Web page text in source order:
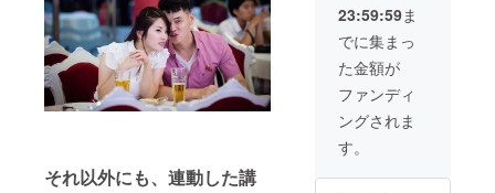
それ以外にも、連動した講
回来店時飲食代
20％off優待券に
ついて 有効期間
は6ヶ月です。
23:59:59ま
でに集まっ
た金額が
ファンディ
ングされま
す。